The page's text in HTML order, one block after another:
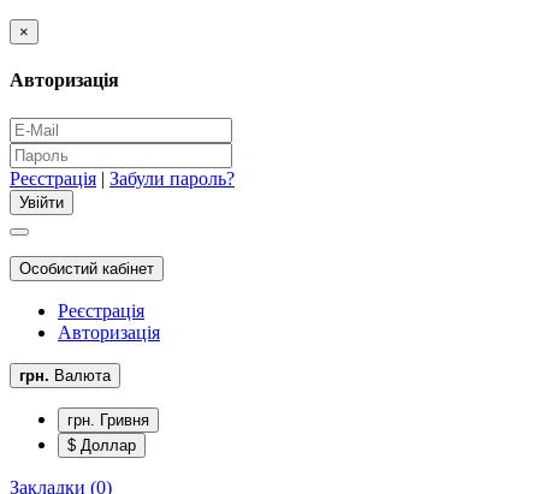
×
Авторизація
Реєстрація | Забули пароль?
Особистий кабінет
Реєстрація
Авторизація
грн. Валюта
грн. Гривня
$ Доллар
Закладки (0)